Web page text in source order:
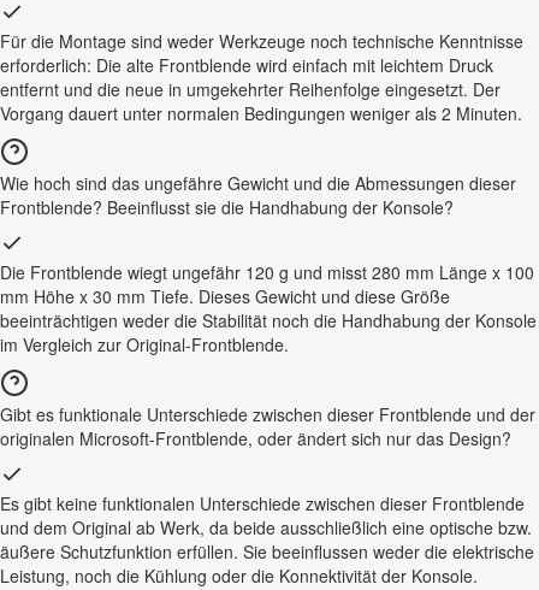
Für die Montage sind weder Werkzeuge noch technische Kenntnisse
erforderlich: Die alte Frontblende wird einfach mit leichtem Druck
entfernt und die neue in umgekehrter Reihenfolge eingesetzt. Der
Vorgang dauert unter normalen Bedingungen weniger als 2 Minuten.
Wie hoch sind das ungefähre Gewicht und die Abmessungen dieser
Frontblende? Beeinflusst sie die Handhabung der Konsole?
Die Frontblende wiegt ungefähr 120 g und misst 280 mm Länge x 100
mm Höhe x 30 mm Tiefe. Dieses Gewicht und diese Größe
beeinträchtigen weder die Stabilität noch die Handhabung der Konsole
im Vergleich zur Original-Frontblende.
Gibt es funktionale Unterschiede zwischen dieser Frontblende und der
originalen Microsoft-Frontblende, oder ändert sich nur das Design?
Es gibt keine funktionalen Unterschiede zwischen dieser Frontblende
und dem Original ab Werk, da beide ausschließlich eine optische bzw.
äußere Schutzfunktion erfüllen. Sie beeinflussen weder die elektrische
Leistung, noch die Kühlung oder die Konnektivität der Konsole.